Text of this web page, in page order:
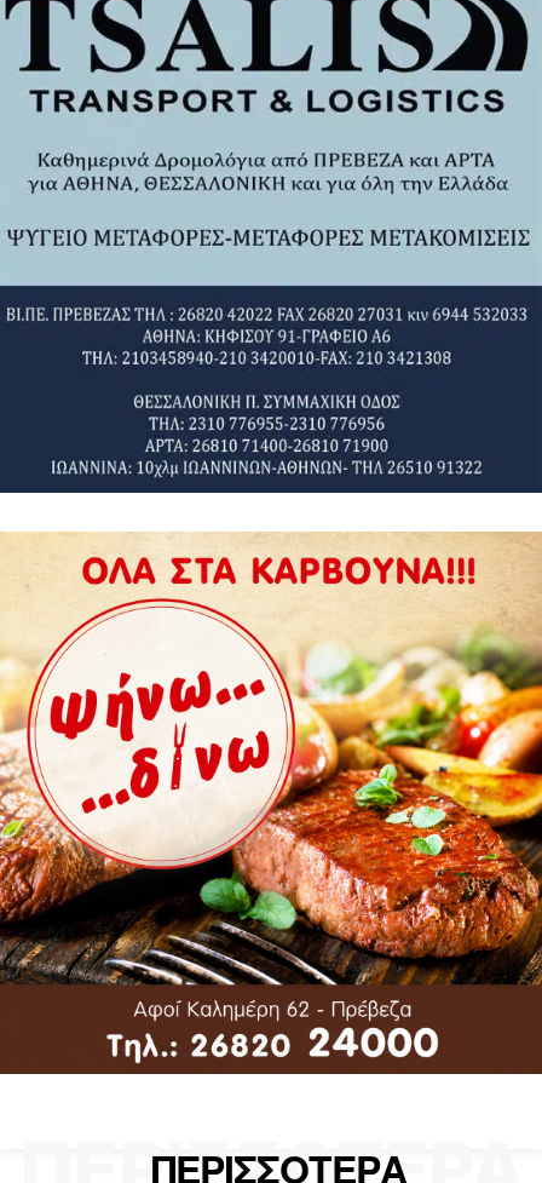
ΠΕΡΙΣΣΟΤΕΡΑ